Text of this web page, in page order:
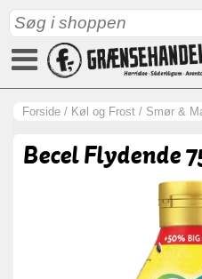
Forside / Køl og Frost / Smør &
Becel Flydende